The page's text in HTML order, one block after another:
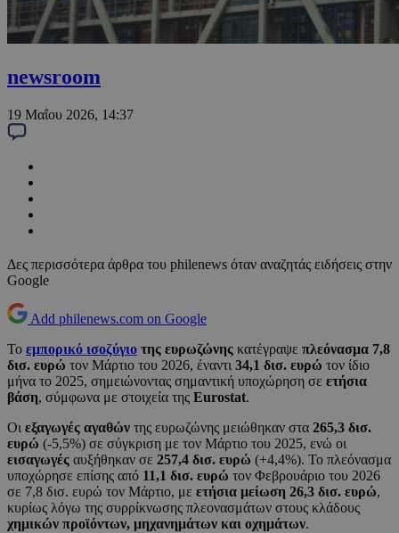
newsroom
19 Μαΐου 2026, 14:37
Δες περισσότερα άρθρα του philenews όταν αναζητάς ειδήσεις στην
Google
Add philenews.com on Google
Το εμπορικό ισοζύγιο της ευρωζώνης κατέγραψε πλεόνασμα 7,8
δισ. ευρώ τον Μάρτιο του 2026, έναντι 34,1 δισ. ευρώ τον ίδιο
μήνα το 2025, σημειώνοντας σημαντική υποχώρηση σε ετήσια
βάση, σύμφωνα με στοιχεία της Eurostat.
Οι εξαγωγές αγαθών της ευρωζώνης μειώθηκαν στα 265,3 δισ.
ευρώ (-5,5%) σε σύγκριση με τον Μάρτιο του 2025, ενώ οι
εισαγωγές αυξήθηκαν σε 257,4 δισ. ευρώ (+4,4%). Το πλεόνασμα
υποχώρησε επίσης από 11,1 δισ. ευρώ τον Φεβρουάριο του 2026
σε 7,8 δισ. ευρώ τον Μάρτιο, με ετήσια μείωση 26,3 δισ. ευρώ,
κυρίως λόγω της συρρίκνωσης πλεονασμάτων στους κλάδους
χημικών προϊόντων, μηχανημάτων και οχημάτων.